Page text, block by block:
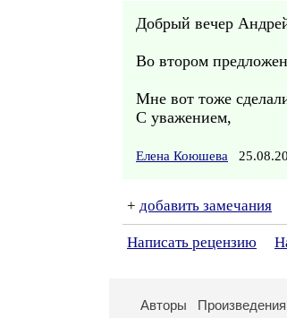
Добрый вечер
Во втором
Мне вот тоже
С уважением,
Елена Коюшева
+ добавить замечания
Написать рецензию
Авторы Произведения